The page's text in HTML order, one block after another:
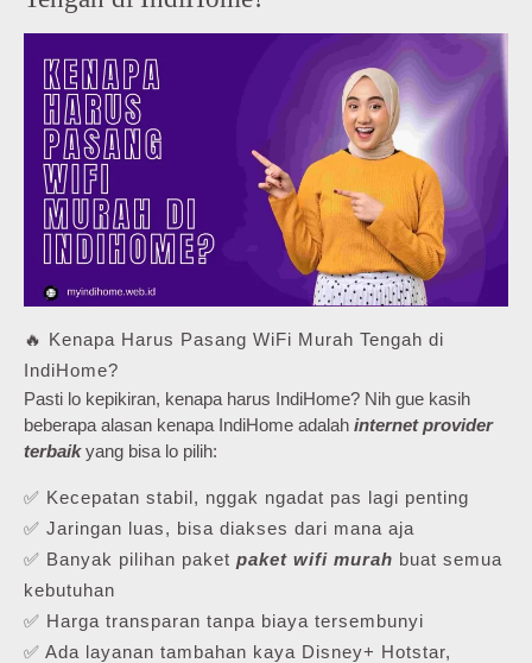
🔥 Kenapa Harus Pasang WiFi Murah Tengah di
IndiHome?
Pasti lo kepikiran, kenapa harus IndiHome? Nih gue kasih
beberapa alasan kenapa IndiHome adalah internet provider
terbaikyang bisa lo pilih:
✅ Kecepatan stabil, nggak ngadat pas lagi penting
✅ Jaringan luas, bisa diakses dari mana aja
✅ Banyak pilihan paket paket wifi murah buat semua
kebutuhan
✅ Harga transparan tanpa biaya tersembunyi
✅ Ada layanan tambahan kaya Disney+ Hotstar,